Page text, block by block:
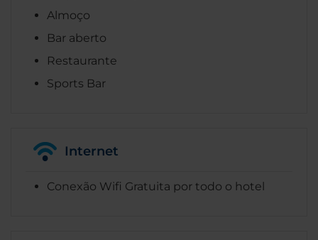
Almoço
Bar aberto
Restaurante
Sports Bar
Internet
Conexão Wifi Gratuita por todo o hotel